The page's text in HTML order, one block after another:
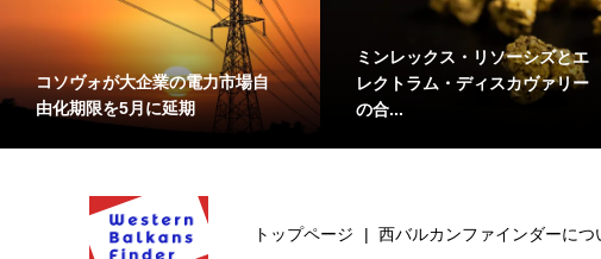
コソヴォが大企業の電力市場自
由化期限を5月に延期
ミンレックス・リソーシズとエ
レクトラム・ディスカヴァリー
の合...
トップページ 西バルカンファインダーにつ